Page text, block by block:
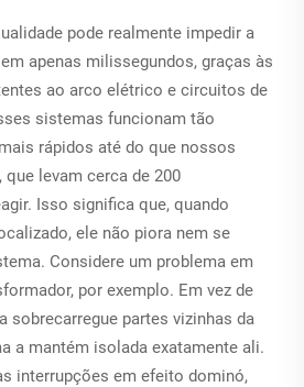
pode realmente impedir a
apenas milissegundos, graças às
ao arco elétrico e circuitos de
sistemas funcionam tão
rápidos até do que nossos
levam cerca de 200
Isso significa que, quando
ele não piora nem se
Considere um problema em
por exemplo. Em vez de
sobrecarregue partes vizinhas da
a mantém isolada exatamente ali.
interrupções em efeito dominó,